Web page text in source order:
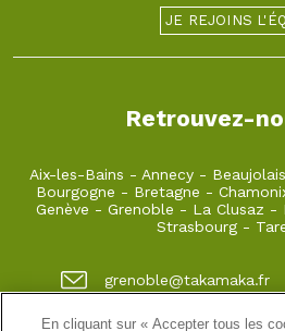
JE REJOINS
Retrouvez-
Aix-les-Bains - Annecy - Beaujolais
Bourgogne - Bretagne -
Genève - Grenoble - La Clusaz -
Strasbourg-
grenoble@takamaka.fr
04 80 42 00 70
En cliquant sur « Accepter tous les